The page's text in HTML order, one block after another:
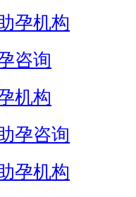
孕机构
咨询
机构
孕咨询
孕机构